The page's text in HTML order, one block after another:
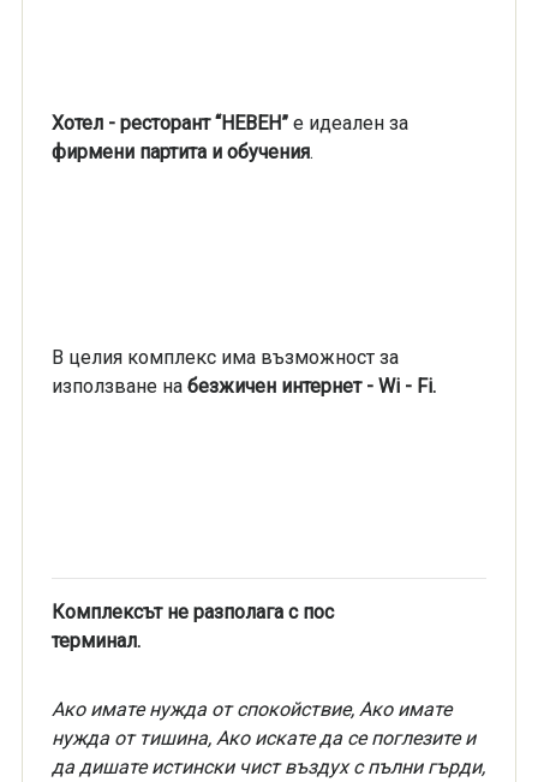
Хотел - ресторант “НЕВЕН”е идеален за
фирмени партита и обучения.
В целия комплекс има възможност за
използване набезжичен интернет - Wi - Fi.
Комплексът не разполага с пос
терминал.
Ако имате нужда от спокойствие, Ако имате
нужда от тишина, Ако искате да се поглезите и
да дишате истински чист въздух с пълни гърди,